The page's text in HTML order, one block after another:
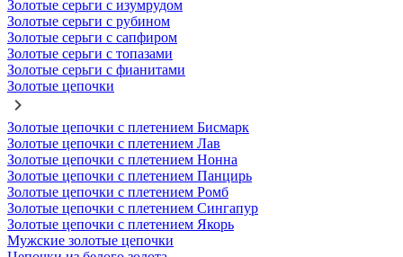
Золотые серьги с изумрудом
Золотые серьги с рубином
Золотые серьги с сапфиром
Золотые серьги с топазами
Золотые серьги с фианитами
Золотые цепочки
Золотые цепочки с плетением Бисмарк
Золотые цепочки с плетением Лав
Золотые цепочки с плетением Нонна
Золотые цепочки с плетением Панцирь
Золотые цепочки с плетением Ромб
Золотые цепочки с плетением Сингапур
Золотые цепочки с плетением Якорь
Мужские золотые цепочки